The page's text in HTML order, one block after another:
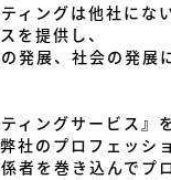
ィングは他社にな
を提供し、
発展、社会の発展
ィングサービス』
社のプロフェッシ
者を巻き込んでプ